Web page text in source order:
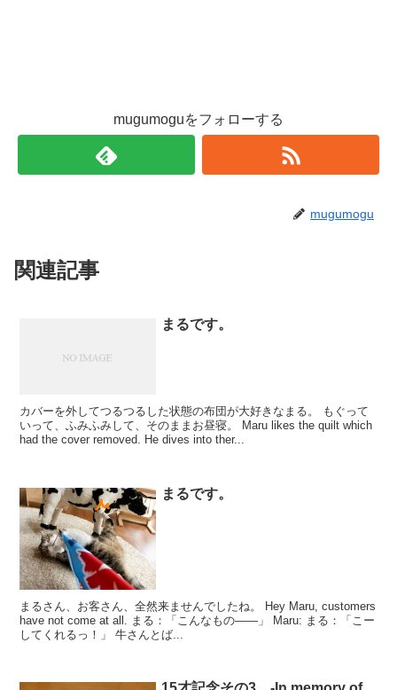
mugumoguをフォローする
mugumogu
関連記事
まるです。
カバーを外してつるつるした状態の布団が大好きなまる。 もぐって
いって、ふみふみして、そのままお昼寝。 Maru likes the quilt which
had the cover removed. He dives into ther...
まるです。
まるさん、お客さん、全然来ませんでしたね。 Hey Maru, customers
have not come at all. まる：「こんなもの――」 Maru: まる：「こー
してくれるっ！」 牛さんとば...